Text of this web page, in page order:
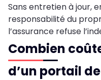
Sans entretien à jour,
responsabilité du
l’assurance refuse
Combien
d’un portail